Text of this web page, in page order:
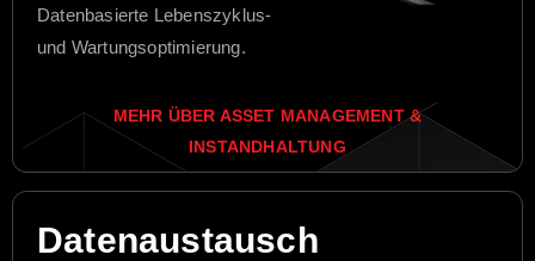
Datenbasierte Lebenszyklus-
und Wartungsoptimierung.
MEHR ÜBER ASSET MANAGEMENT &
INSTANDHALTUNG
Datenaustausch